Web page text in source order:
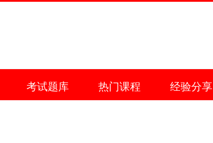
考试题库 热门课程 经验分享